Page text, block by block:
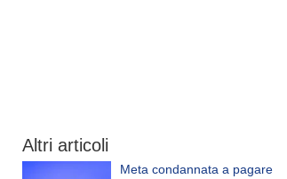
Altri articoli
Meta condannata a pagare